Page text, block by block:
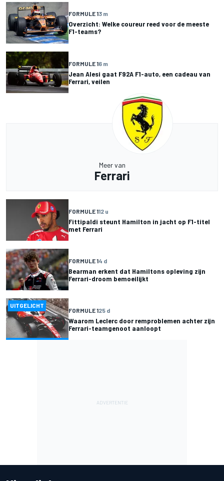
FORMULE 13 m
Overzicht: Welke coureur reed voor de meeste
F1-teams?
FORMULE 16 m
Jean Alesi gaat F92A F1-auto, een cadeau van
Ferrari, veilen
Meer van
Ferrari
FORMULE 112 u
Fittipaldi steunt Hamilton in jacht op F1-titel
met Ferrari
FORMULE 14 d
Bearman erkent dat Hamiltons opleving zijn
Ferrari-droom bemoeilijkt
UITGELICHT
FORMULE 125 d
Waarom Leclerc door remproblemen achter zijn
Ferrari-teamgenoot aanloopt